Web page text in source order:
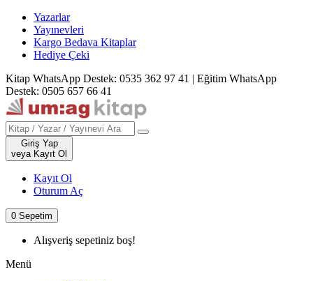
Yazarlar
Yayınevleri
Kargo Bedava Kitaplar
Hediye Çeki
Kitap WhatsApp Destek: 0535 362 97 41 | Eğitim WhatsApp
Destek: 0505 657 66 41
Giriş Yap
veya Kayıt Ol
Kayıt Ol
Oturum Aç
0 Sepetim
Alışveriş sepetiniz boş!
Menü